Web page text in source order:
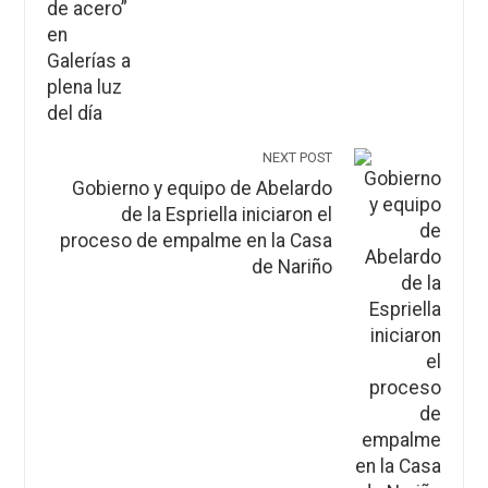
NEXT POST
Gobierno y equipo de Abelardo
de la Espriella iniciaron el
proceso de empalme en la Casa
de Nariño